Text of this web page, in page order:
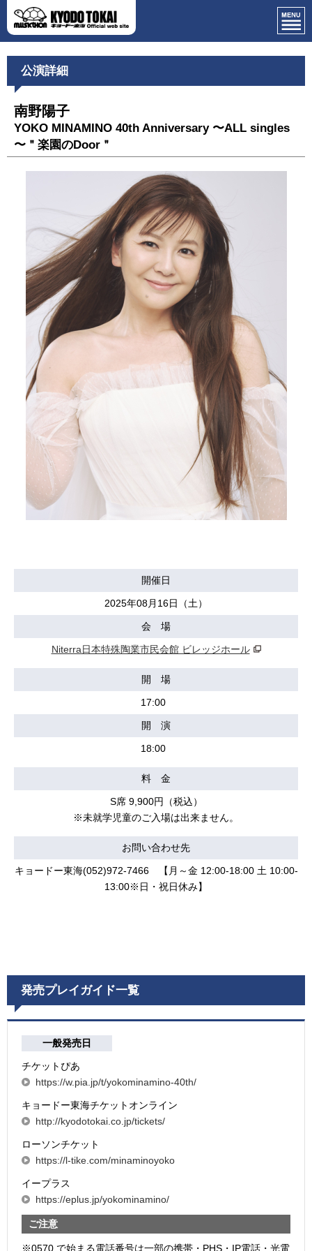
公演詳細
南野陽子
YOKO MINAMINO 40th Anniversary 〜ALL singles
〜＂楽園のDoor＂
開催日
2025年08月16日（土）
会 場
Niterra日本特殊陶業市民会館 ビレッジホール
開 場
17:00
開 演
18:00
料 金
S席 9,900円（税込）
※未就学児童のご入場は出来ません。
お問い合わせ先
キョードー東海(052)972-7466 【月～金 12:00-18:00 土 10:00-
13:00※日・祝日休み】
発売プレイガイド一覧
一般発売日
チケットぴあ
https://w.pia.jp/t/yokominamino-40th/
キョードー東海チケットオンライン
http://kyodotokai.co.jp/tickets/
ローソンチケット
https://l-tike.com/minaminoyoko
イープラス
https://eplus.jp/yokominamino/
ご注意
※0570 で始まる電話番号は一部の携帯・PHS・IP電話・光電